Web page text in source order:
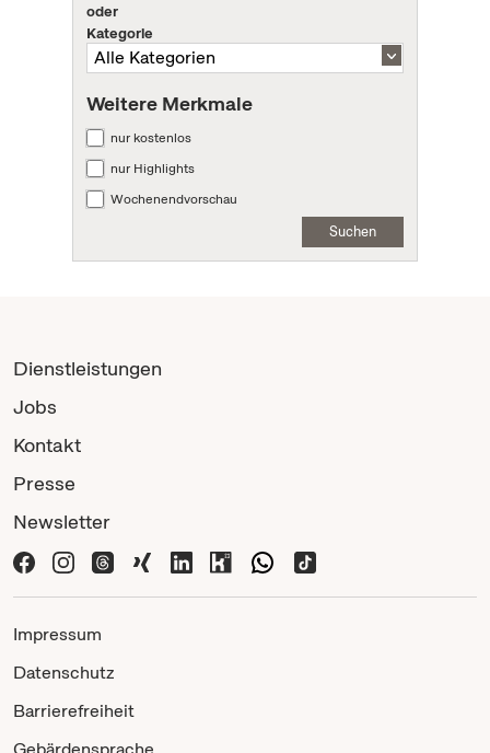
oder
Kategorie
Weitere Merkmale
nur kostenlos
nur Highlights
Wochenendvorschau
Suchen
Dienstleistungen
Jobs
Kontakt
Presse
Newsletter
Impressum
Datenschutz
Barrierefreiheit